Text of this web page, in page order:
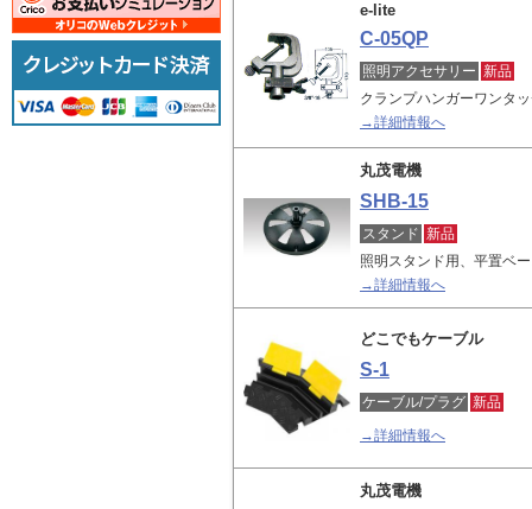
e-lite
C-05QP
照明アクセサリー 新品
クランプハンガーワンタ
→詳細情報へ
丸茂電機
SHB-15
スタンド 新品
照明スタンド用、平置ベ
→詳細情報へ
どこでもケーブル
S-1
ケーブル/プラグ 新品
→詳細情報へ
丸茂電機